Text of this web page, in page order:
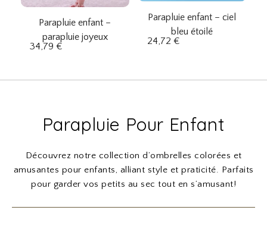
Parapluie enfant –
parapluie joyeux
34,79 €
Parapluie enfant – ciel
bleu étoilé
24,72 €
Parapluie Pour Enfant
Découvrez notre collection d’ombrelles colorées et
amusantes pour enfants, alliant style et praticité. Parfaits
pour garder vos petits au sec tout en s’amusant!